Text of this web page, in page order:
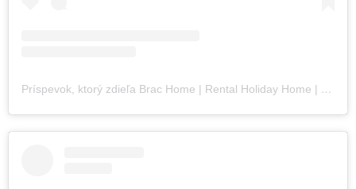
Príspevok, ktorý zdieľa Brac Home | Rental Holiday Home | Travel Guide (@croatia_brac_home)